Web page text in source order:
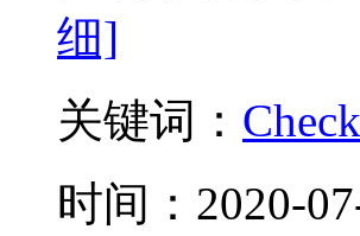
细]
关键词：
时间：2020-